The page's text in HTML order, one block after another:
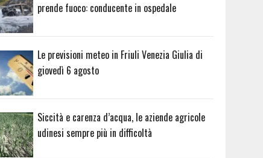
prende fuoco: conducente in ospedale
Le previsioni meteo in Friuli Venezia Giulia di
giovedì 6 agosto
Siccità e carenza d’acqua, le aziende agricole
udinesi sempre più in difficoltà